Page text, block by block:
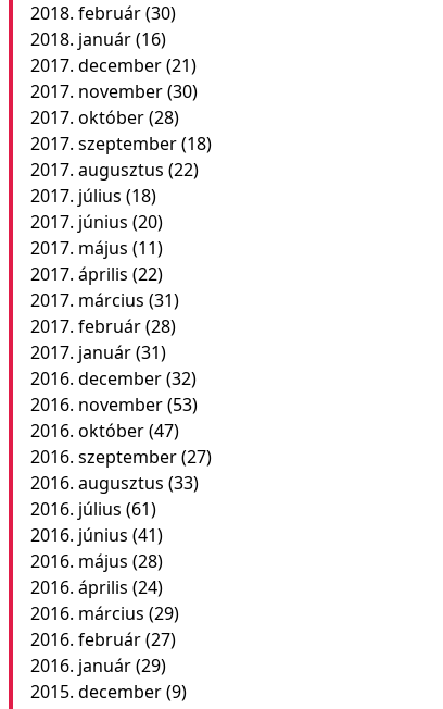
2018. február(30)
2018. január(16)
2017. december(21)
2017. november(30)
2017. október(28)
2017. szeptember(18)
2017. augusztus (22)
2017. július (18)
2017. június (20)
2017. május (11)
2017. április (22)
2017. március (31)
2017. február(28)
2017. január(31)
2016. december(32)
2016. november(53)
2016. október(47)
2016. szeptember(27)
2016. augusztus (33)
2016. július (61)
2016. június (41)
2016. május (28)
2016. április (24)
2016. március (29)
2016. február(27)
2016. január(29)
2015. december(9)